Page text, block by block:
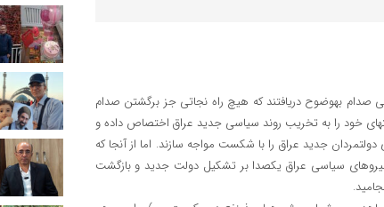
دار و دسته‎ی رجوی و حامیان آنها از همان ابتدای سرنگونی صدام به‎وضوح دریافتند که هیچ راه نجاتی جز برگشتن صدام
به حاکمیت برای آنها وجود ندارد. به‎همین خاطر تمام ظرفیت‎های خود را به تخریب روند سیاسی جدید عراق اختصاص داده و
با تفرقه‎افکنی و اخلال در امور سیاسی کوشیدند تا تلاش‎های دولت‎مردان جدید عراق را با شکست مواجه سازند. اما از آنجا که
خواست این عده در اقلیت مطلق قرار داشت و احزاب و نیروهای سیاسی عراق یک‎صدا بر تشکیل دولت جدید و بازگشت